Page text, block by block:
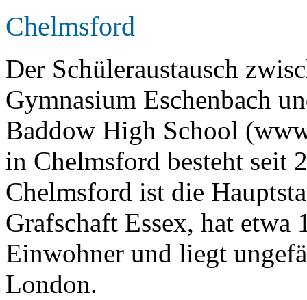
Chelmsford
Der Schüleraustausch
Gymnasium Eschenbach
Baddow High School
in Chelmsford besteht seit
Chelmsford ist die
Grafschaft Essex, hat etwa
Einwohner und liegt
London.